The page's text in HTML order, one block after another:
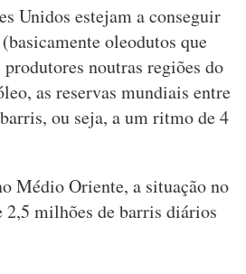
Unidos estejam a conseguir
oleodutos que
noutras regiões do
as reservas mundiais entre
ou seja, a um ritmo de 4
Médio Oriente, a situação no
2,5 milhões de barris diários